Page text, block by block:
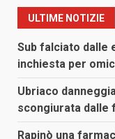
ULTIME NOTIZIE
Sub falciato dalle
inchiesta per
Ubriaco
scongiurata dalle
Rapinò una